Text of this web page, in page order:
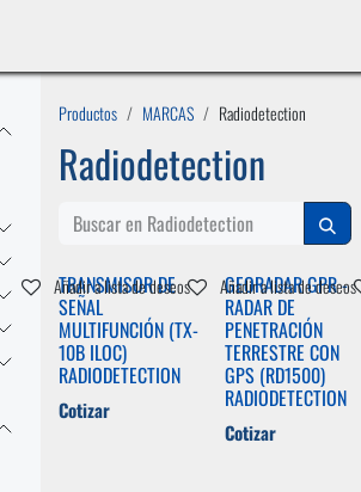
Productos MARCAS Radiodetection
Radiodetection
TRANSMISOR DE
SEÑAL
MULTIFUNCIÓN (TX-
10B ILOC)
RADIODETECTION
Cotizar
Añadir a lista de deseos GEORADAR GPR -
RADAR DE
PENETRACIÓN
TERRESTRE CON
GPS (RD1500)
RADIODETECTION
Cotizar
Añadir a lista de deseos